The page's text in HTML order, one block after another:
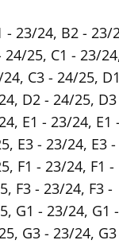
- 23/24, B2 - 23/
24/25, C1 - 23/24
24, C3 - 24/25,
, D2 - 24/25,
, E1 - 23/24, E1
, E3 - 23/24, E3 -
, F1 - 23/24, F1 -
, F3 - 23/24, F3 -
, G1 - 23/24, G1 -
, G3 - 23/24,